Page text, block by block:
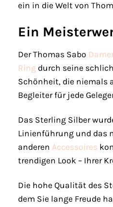
ein in die Welt von
Ein
Der Thomas Sabo
Ring durch seine
Schönheit, die niemals
Begleiter für jede
Das Sterling Silber
Linienführung und das
anderen Accessoires
trendigen Look – Ihrer
Die hohe Qualität des
dem Sie lange Freude